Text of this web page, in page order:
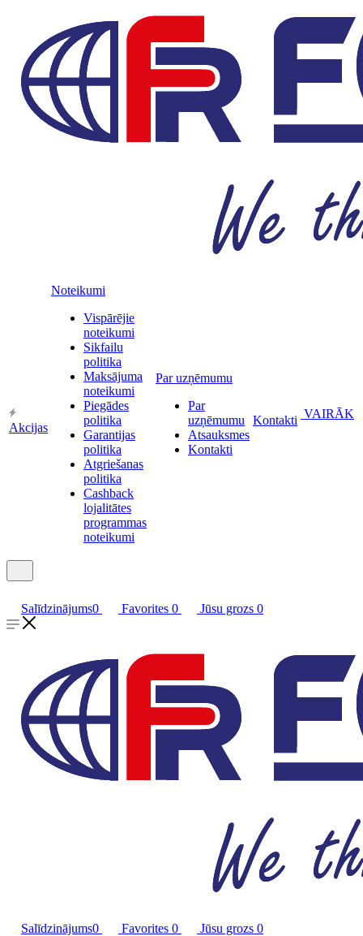
Akcijas
Noteikumi
Vispārējie
noteikumi
Sikfailu
politika
Maksājuma
noteikumi
Piegādes
politika
Garantijas
politika
Atgriešanas
politika
Cashback
lojalitātes
programmas
noteikumi
Par uzņēmumu
Par
uzņēmumu
Atsauksmes
Kontakti
Kontakti VAIRĀK
Salīdzinājums0 Favorites 0 Jūsu grozs 0
Salīdzinājums0 Favorites 0 Jūsu grozs 0